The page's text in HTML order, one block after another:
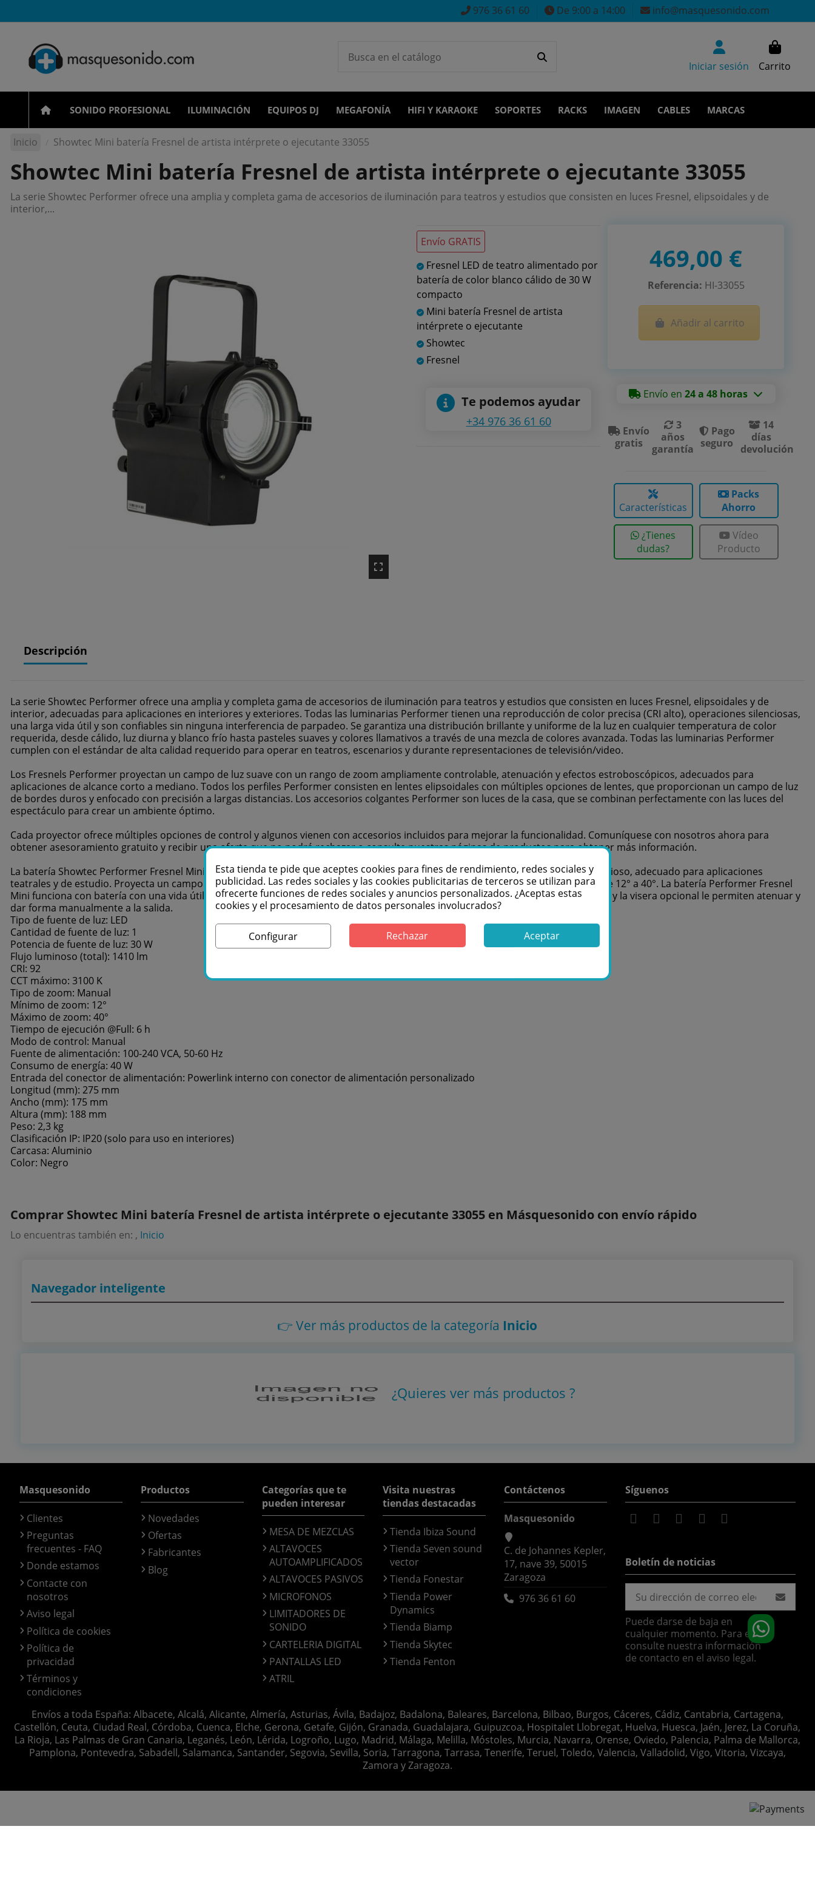
976 36 61 60 De 9:00 a 14:00 info@masquesonido.com
Iniciar sesión Carrito
SONIDO PROFESIONAL ILUMINACIÓN EQUIPOS DJ MEGAFONÍA HIFI Y KARAOKE SOPORTES RACKS IMAGEN CABLES MARCAS
Inicio Showtec Mini batería Fresnel de artista intérprete o ejecutante 33055
Showtec Mini batería Fresnel de artista intérprete o ejecutante 33055
La serie Showtec Performer ofrece una amplia y completa gama de accesorios de iluminación para teatros y estudios que consisten en luces Fresnel, elipsoidales y de
interior,...
Envío GRATIS
Fresnel LED de teatro alimentado por
batería de color blanco cálido de 30 W
compacto
Mini batería Fresnel de artista
intérprete o ejecutante
Showtec
Fresnel
Te podemos ayudar
+34 976 36 61 60
469,00 €
Referencia: HI-33055
Añadir al carrito
Envío en24 a 48 horas
Envío
gratis
3
años
garantía
Pago
seguro
14
días
devolución
Características
Packs
Ahorro
¿Tienes
dudas?
Vídeo
Producto
Descripción
La serie Showtec Performer ofrece una amplia y completa gama de accesorios de iluminación para teatros y estudios que consisten en luces Fresnel, elipsoidales y de
interior, adecuadas para aplicaciones en interiores y exteriores. Todas las luminarias Performer tienen una reproducción de color precisa (CRI alto), operaciones silenciosas,
una larga vida útil y son confiables sin ninguna interferencia de parpadeo. Se garantiza una distribución brillante y uniforme de la luz en cualquier temperatura de color
requerida, desde cálido, luz diurna y blanco frío hasta pasteles suaves y colores llamativos a través de una mezcla de colores avanzada. Todas las luminarias Performer
cumplen con el estándar de alta calidad requerido para operar en teatros, escenarios y durante representaciones de televisión/video.
Los Fresnels Performer proyectan un campo de luz suave con un rango de zoom ampliamente controlable, atenuación y efectos estroboscópicos, adecuados para
aplicaciones de alcance corto a mediano. Todos los perfiles Performer consisten en lentes elipsoidales con múltiples opciones de lentes, que proporcionan un campo de luz
de bordes duros y enfocado con precisión a largas distancias. Los accesorios colgantes Performer son luces de la casa, que se combinan perfectamente con las luces del
espectáculo para crear un ambiente óptimo.
Cada proyector ofrece múltiples opciones de control y algunos vienen con accesorios incluidos para mejorar la funcionalidad. Comuníquese con nosotros ahora para
obtener asesoramiento gratuito y recibir una oferta que no podrá rechazar o consulte nuestras páginas de productos para obtener más información.
La batería Showtec Performer Fresnel Mini es un foco LED blanco cálido compacto de 30 vatios con alto CRI y funcionamiento silencioso, adecuado para aplicaciones
teatrales y de estudio. Proyecta un campo de luz brillante y suave dentro de un amplio rango de zoom controlable manualmente de 12° a 40°. La batería Performer Fresnel
Mini funciona con batería con una vida útil de 6 horas, adecuada para aplicaciones móviles. Su función de atenuación del 5 al 100 % y la visera opcional le permiten atenuar y
dar forma manualmente a la salida.
Tipo de fuente de luz: LED
Cantidad de fuente de luz: 1
Potencia de fuente de luz: 30 W
Flujo luminoso (total): 1410 lm
CRI: 92
CCT máximo: 3100 K
Tipo de zoom: Manual
Mínimo de zoom: 12°
Máximo de zoom: 40°
Tiempo de ejecución @Full: 6 h
Modo de control: Manual
Fuente de alimentación: 100-240 VCA, 50-60 Hz
Consumo de energía: 40 W
Entrada del conector de alimentación: Powerlink interno con conector de alimentación personalizado
Longitud (mm): 275 mm
Ancho (mm): 175 mm
Altura (mm): 188 mm
Peso: 2,3 kg
Clasificación IP: IP20 (solo para uso en interiores)
Carcasa: Aluminio
Color: Negro
Comprar Showtec Mini batería Fresnel de artista intérprete o ejecutante 33055 en Másquesonido con envío rápido
Lo encuentras también en: , Inicio
Navegador inteligente
👉 Ver más productos de la categoría Inicio
¿Quieres ver más productos ?
Masquesonido
Clientes
Preguntas
frecuentes - FAQ
Donde estamos
Contacte con
nosotros
Aviso legal
Política de cookies
Política de
privacidad
Términos y
condiciones
Productos
Novedades
Ofertas
Fabricantes
Blog
Categorías que te
pueden interesar
MESA DE MEZCLAS
ALTAVOCES
AUTOAMPLIFICADOS
ALTAVOCES PASIVOS
MICROFONOS
LIMITADORES DE
SONIDO
CARTELERIA DIGITAL
PANTALLAS LED
ATRIL
Visita nuestras
tiendas destacadas
Tienda Ibiza Sound
Tienda Seven sound
vector
Tienda Fonestar
Tienda Power
Dynamics
Tienda Biamp
Tienda Skytec
Tienda Fenton
Contáctenos
Masquesonido
C. de Johannes Kepler,
17, nave 39, 50015
Zaragoza
976 36 61 60
Síguenos
Boletín de noticias
Puede darse de baja en
cualquier momento. Para ello,
consulte nuestra información
de contacto en el aviso legal.
Envíos a toda España: Albacete, Alcalá, Alicante, Almería, Asturias, Ávila, Badajoz, Badalona, Baleares, Barcelona, Bilbao, Burgos, Cáceres, Cádiz, Cantabria, Cartagena,
Castellón, Ceuta, Ciudad Real, Córdoba, Cuenca, Elche, Gerona, Getafe, Gijón, Granada, Guadalajara, Guipuzcoa, Hospitalet Llobregat, Huelva, Huesca, Jaén, Jerez, La Coruña,
La Rioja, Las Palmas de Gran Canaria, Leganés, León, Lérida, Logroño, Lugo, Madrid, Málaga, Melilla, Móstoles, Murcia, Navarra, Orense, Oviedo, Palencia, Palma de Mallorca,
Pamplona, Pontevedra, Sabadell, Salamanca, Santander, Segovia, Sevilla, Soria, Tarragona, Tarrasa, Tenerife, Teruel, Toledo, Valencia, Valladolid, Vigo, Vitoria, Vizcaya,
Zamora y Zaragoza.
Esta tienda te pide que aceptes cookies para fines de rendimiento, redes sociales y
publicidad. Las redes sociales y las cookies publicitarias de terceros se utilizan para
ofrecerte funciones de redes sociales y anuncios personalizados. ¿Aceptas estas
cookies y el procesamiento de datos personales involucrados?
Configurar Rechazar Aceptar